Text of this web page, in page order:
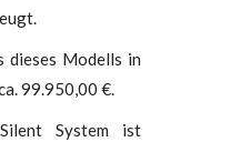
dieses Modells in
99.950,00 €.
System ist